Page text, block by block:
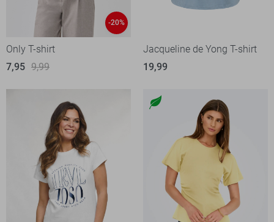
-20%
Only T-shirt
7,95 9,99
Jacqueline de Yong T-shirt
19,99